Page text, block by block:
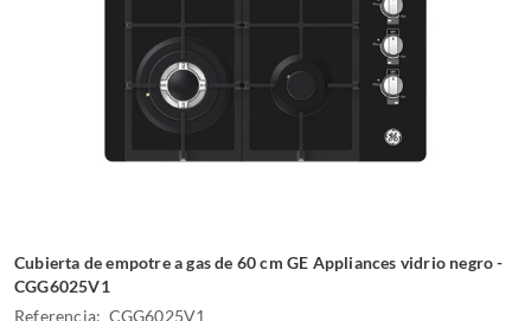
Cubierta de empotre a gas de 60 cm GE Appliances vidrio negro -
CGG6025V1
Referencia: CGG6025V1